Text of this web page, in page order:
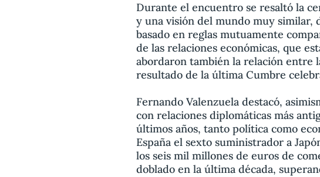
Durante el encuentro se resaltó la
y una visión del mundo muy similar,
basado en reglas mutuamente
de las relaciones económicas, que
abordaron también la relación entre
resultado de la última Cumbre
Fernando Valenzuela destacó,
con relaciones diplomáticas más
últimos años, tanto política como
España el sexto suministrador a
los seis mil millones de euros de
doblado en la última década,